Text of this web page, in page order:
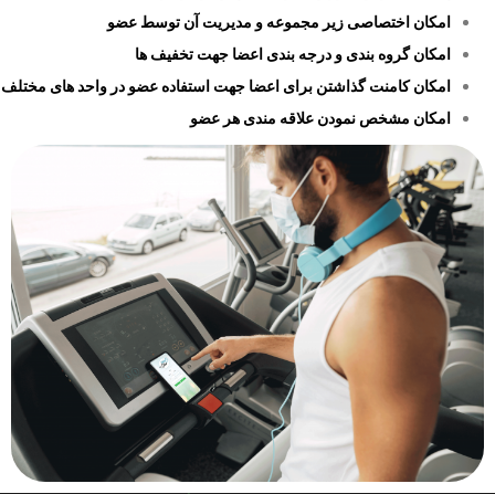
امکان اختصاصی زیر مجموعه و مدیریت آن توسط عضو
امکان گروه بندی و درجه بندی اعضا جهت تخفیف ها
امکان کامنت گذاشتن برای اعضا جهت استفاده عضو در واحد های مختلف
امکان مشخص نمودن علاقه مندی هر عضو